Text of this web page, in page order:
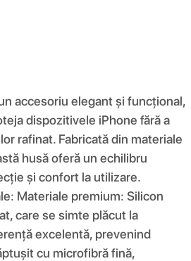
accesoriu elegant și funcțional,
dispozitivele iPhone fără a
rafinat. Fabricată din materiale
husă oferă un echilibru
și confort la utilizare.
Materiale premium: Silicon
care se simte plăcut la
excelentă, prevenind
cu microfibră fină,